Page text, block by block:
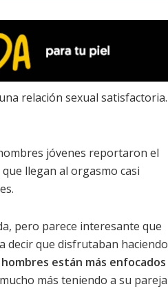
relación sexual satisfactoria.
jóvenes reportaron el
llegan al orgasmo casi
pero parece interesante que
decir que disfrutaban haciendo
están más enfocados
más teniendo a su pareja